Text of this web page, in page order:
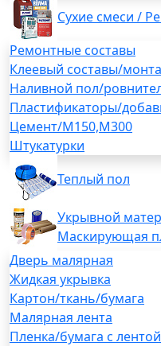
Сухие смеси /
Ремонтные составы
Клеевый составы/
Наливной пол/
Пластификаторы/
Цемент/М150,М300
Штукатурки
Теплый пол
Укрывной
Маскирующая
Дверь малярная
Жидкая укрывка
Картон/ткань/бумага
Малярная лента
Пленка/бумага с лентой